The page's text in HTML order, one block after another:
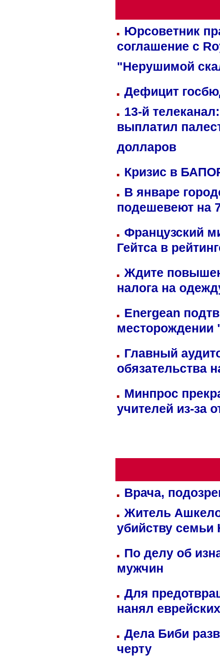
Юрсоветник
соглашение с
"Нерушимой
Дефицит
13-й
выплатил
долларов
Кризис в
В январе
подешевеют на
Французский
Гейтса в
Ждите
налога на
Energean
Главный
обязательства
Минпрос
учителей из-за
Врача,
Житель
убийству семьи
По делу об
мужчин
Для
нанял
Дела Биби
черту